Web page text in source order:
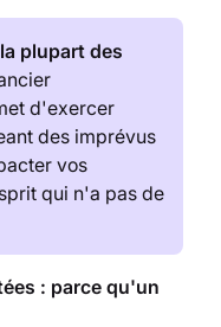
plupart des
d'exercer
des imprévus
vos
qui n'a pas de
: parce qu'un